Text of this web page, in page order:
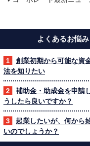
よくあるお悩み
創業初期から可能な資
法を知りたい
補助金・助成金を申請
うしたら良いですか？
起業したいが、何から
いのでしょうか？